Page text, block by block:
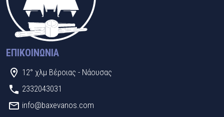
ΕΠΙΚΟΙΝΩΝΊΑ
12° χλμ Βέροιας - Νάουσας
2332043031
info@baxevanos.com